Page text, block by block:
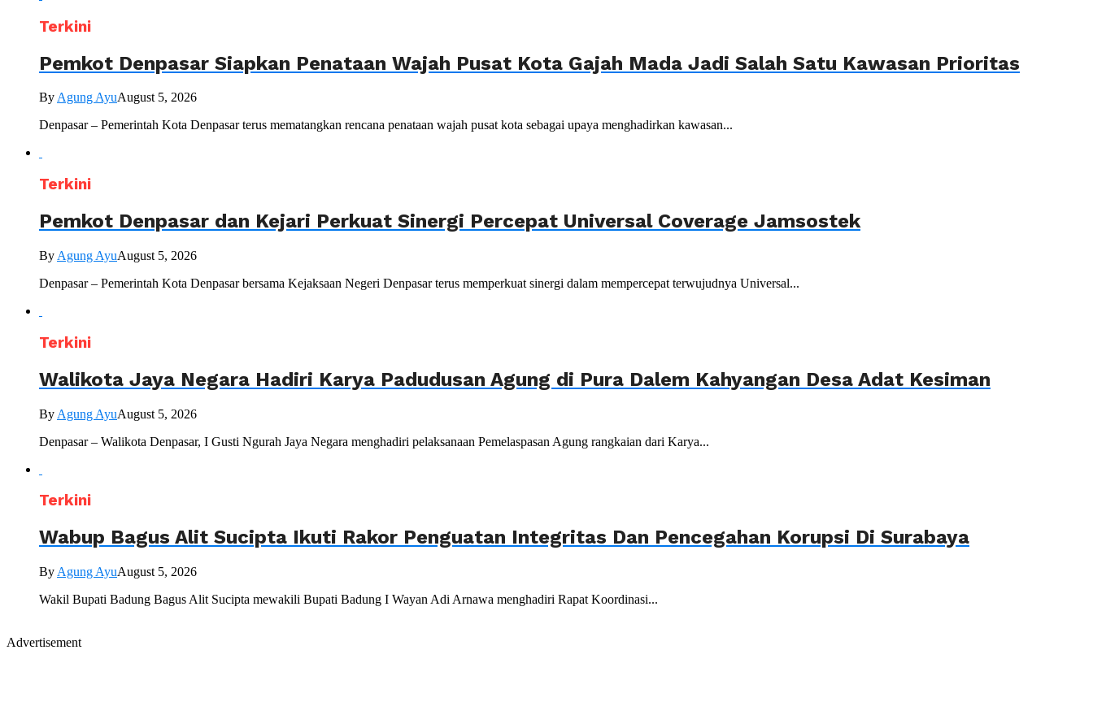
Terkini
Pemkot Denpasar Siapkan Penataan Wajah Pusat Kota Gajah Mada Jadi Salah Satu Kawasan Prioritas
ByAgung AyuAugust 5, 2026
Denpasar – Pemerintah Kota Denpasar terus mematangkan rencana penataan wajah pusat kota sebagai upaya menghadirkan kawasan...
Terkini
Pemkot Denpasar dan Kejari Perkuat Sinergi Percepat Universal Coverage Jamsostek
By Agung AyuAugust 5, 2026
Denpasar – Pemerintah Kota Denpasar bersama Kejaksaan Negeri Denpasar terus memperkuat sinergi dalam mempercepat terwujudnya Universal...
Terkini
Walikota Jaya Negara Hadiri Karya Padudusan Agung di Pura Dalem Kahyangan Desa Adat Kesiman
By Agung AyuAugust 5, 2026
Denpasar – Walikota Denpasar, I Gusti Ngurah Jaya Negara menghadiri pelaksanaan Pemelaspasan Agung rangkaian dari Karya...
Terkini
Wabup Bagus Alit Sucipta Ikuti Rakor Penguatan Integritas Dan Pencegahan Korupsi Di Surabaya
By Agung AyuAugust 5, 2026
Wakil Bupati Badung Bagus Alit Sucipta mewakili Bupati Badung I Wayan Adi Arnawa menghadiri Rapat Koordinasi...
Advertisement